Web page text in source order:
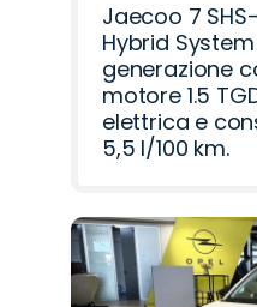
Jaecoo 7
Hybrid
generazione
motore 1.5
elettrica e
5,5 l/100 km.